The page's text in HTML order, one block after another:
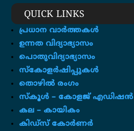
QUICK LINKS
പ്രധാന വാർത്തകൾ
ഉന്നത വിദ്യാഭ്യാസം
പൊതുവിദ്യാഭ്യാസം
സ്കോളർഷിപ്പുകൾ
തൊഴിൽ രംഗം
സ്‌കൂൾ – കോളജ് എഡിഷൻ
കല – കായികം
കിഡ്സ് കോർണർ